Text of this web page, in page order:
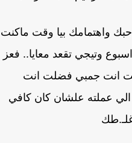
واهتمامك بيا وقت ماكنت
وتيجي تقعد معايا.. فعز
انت جمبي فضلت انت
عملته علشان كان كافي